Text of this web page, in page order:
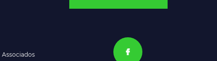
Associados